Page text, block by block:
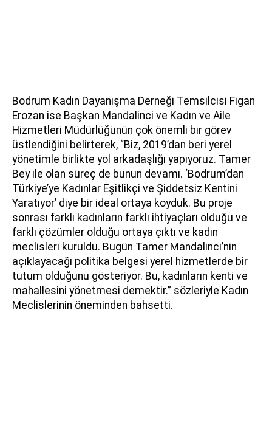
Bodrum Kadın Dayanışma Derneği Temsilcisi Figan
Erozan ise Başkan Mandalinci ve Kadın ve Aile
Hizmetleri Müdürlüğünün çok önemli bir görev
üstlendiğini belirterek, “Biz, 2019’dan beri yerel
yönetimle birlikte yol arkadaşlığı yapıyoruz. Tamer
Bey ile olan süreç de bunun devamı. ‘Bodrum’dan
Türkiye’ye Kadınlar Eşitlikçi ve Şiddetsiz Kentini
Yaratıyor’ diye bir ideal ortaya koyduk. Bu proje
sonrası farklı kadınların farklı ihtiyaçları olduğu ve
farklı çözümler olduğu ortaya çıktı ve kadın
meclisleri kuruldu. Bugün Tamer Mandalinci’nin
açıklayacağı politika belgesi yerel hizmetlerde bir
tutum olduğunu gösteriyor. Bu, kadınların kenti ve
mahallesini yönetmesi demektir.” sözleriyle Kadın
Meclislerinin öneminden bahsetti.